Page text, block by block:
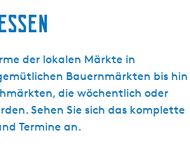
der lokalen Märkte in
Bauernmärkten bis hin
die wöchentlich oder
Sehen Sie sich das komplette
Termine an.